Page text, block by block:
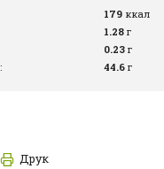
179 ккал
1.28 г
0.23 г
44.6 г
Друк